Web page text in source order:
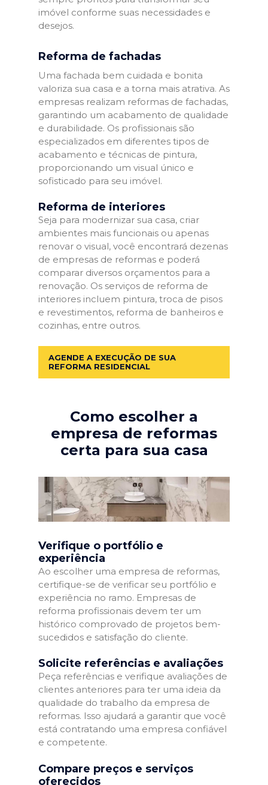
imóvel conforme suas necessidades e
desejos.
Reforma de fachadas
Uma fachada bem cuidada e bonita
valoriza sua casa e a torna mais atrativa. As
empresas realizam reformas de fachadas,
garantindo um acabamento de qualidade
e durabilidade. Os profissionais são
especializados em diferentes tipos de
acabamento e técnicas de pintura,
proporcionando um visual único e
sofisticado para seu imóvel.
Reforma de interiores
Seja para modernizar sua casa, criar
ambientes mais funcionais ou apenas
renovar o visual, você encontrará dezenas
de empresas de reformas e poderá
comparar diversos orçamentos para a
renovação. Os serviços de reforma de
interiores incluem pintura, troca de pisos
e revestimentos, reforma de banheiros e
cozinhas, entre outros.
AGENDE A EXECUÇÃO DE SUA
REFORMA RESIDENCIAL
Como escolher a
empresa de reformas
certa para sua casa
Verifique o portfólio e
experiência
Ao escolher uma empresa de reformas,
certifique-se de verificar seu portfólio e
experiência no ramo. Empresas de
reforma profissionais devem ter um
histórico comprovado de projetos bem-
sucedidos e satisfação do cliente.
Solicite referências e avaliações
Peça referências e verifique avaliações de
clientes anteriores para ter uma ideia da
qualidade do trabalho da empresa de
reformas. Isso ajudará a garantir que você
está contratando uma empresa confiável
e competente.
Compare preços e serviços
oferecidos